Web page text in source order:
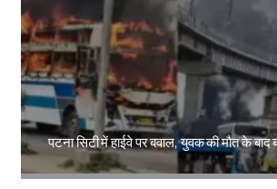
पटना सिटी में हाईवे पर बवाल, युवक की मौत के
Amit Lekh